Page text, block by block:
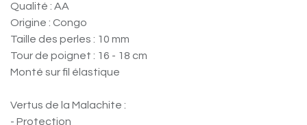
Qualité : AA
Origine : Congo
Taille des perles : 10 mm
Tour de poignet : 16 - 18 cm
Monté sur fil élastique
Vertus de la Malachite :
- Protection